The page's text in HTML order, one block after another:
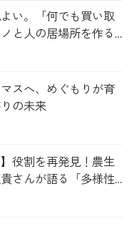
い。「何でも買い取
と人の居場所を作る
スへ、めぐもりが育
の未来
役割を再発見！農生
さんが語る「多様性